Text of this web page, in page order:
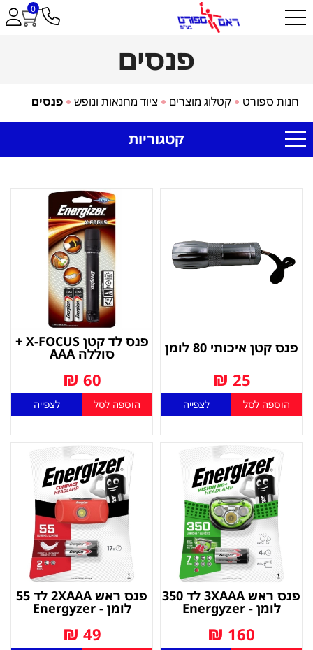
0
פנסים
חנות ספורט קטלוג מוצרים ציוד מחנאות ונופש פנסים
קטגוריות
פנס קטן איכותי 80 לומן
25
₪
הוספה לסל לצפייה
פנס לד קטן X-FOCUS +
סוללה AAA
60
₪
הוספה לסל לצפייה
פנס ראש 3XAAA לד 350
לומן - Energyzer
160
₪
פנס ראש 2XAAA לד 55
לומן - Energyzer
49
₪